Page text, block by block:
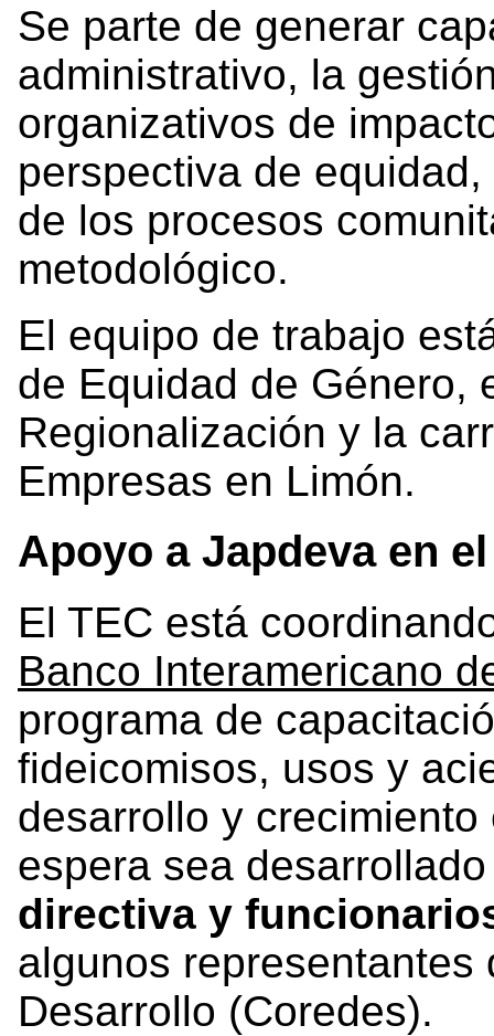
Se parte de generar
administrativo, la
organizativos de
perspectiva de
de los procesos
metodológico.
El equipo de trabajo
de Equidad de Género,
Regionalización y la
Empresas en Limón.
Apoyo a Japdeva en
El TEC está
Banco Interamericano
programa de
fideicomisos, usos y
desarrollo y
espera sea
directiva y
algunos
Desarrollo (Coredes).